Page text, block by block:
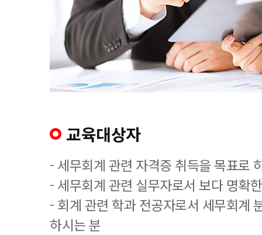
교육대상자
- 세무회계 관련 자격증 취득을 목표로
- 세무회계 관련 실무자로서 보다 명확
- 회계 관련 학과 전공자로서 세무회계
하시는 분